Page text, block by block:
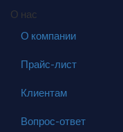
О нас
О компании
Прайс-лист
Клиентам
Вопрос-ответ